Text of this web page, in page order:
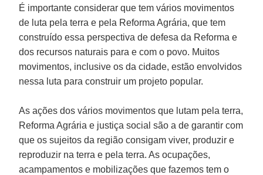
É importante considerar que tem vários movimentos
de luta pela terra e pela Reforma Agrária, que tem
construído essa perspectiva de defesa da Reforma e
dos recursos naturais para e com o povo. Muitos
movimentos, inclusive os da cidade, estão envolvidos
nessa luta para construir um projeto popular.
As ações dos vários movimentos que lutam pela terra,
Reforma Agrária e justiça social são a de garantir com
que os sujeitos da região consigam viver, produzir e
reproduzir na terra e pela terra. As ocupações,
acampamentos e mobilizações que fazemos tem o